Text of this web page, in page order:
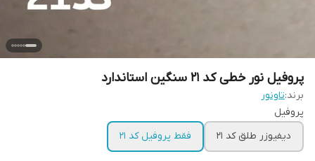
پروفیل نور خطی کد 21 سنگین استاندارد
برند:تاونور
پروفیل
دیفیوزر طلق کد 21
فقط پروفیل کد 21